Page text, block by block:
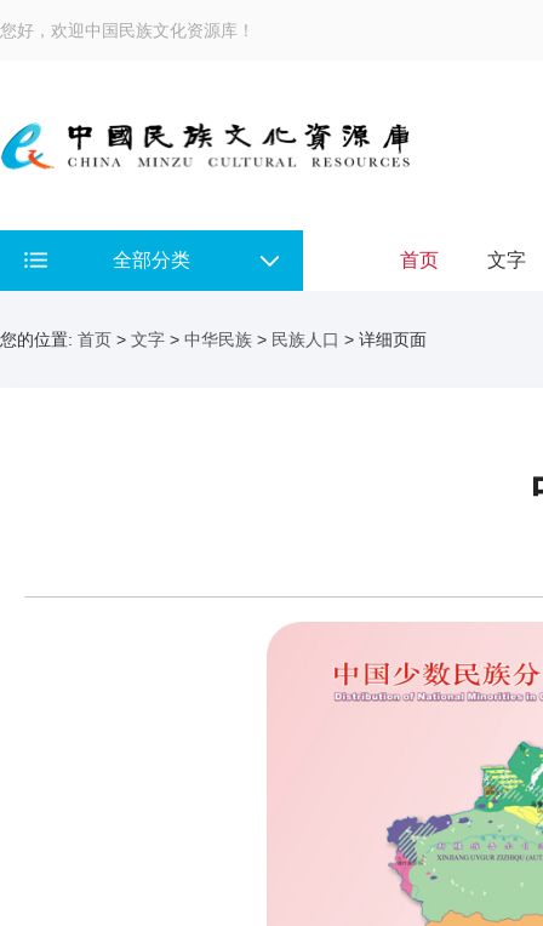
您好，欢迎中国民族文化资源库！
全部分类 首页 文字
您的位置: 首页 > 文字 > 中华民族 > 民族人口 > 详细页面